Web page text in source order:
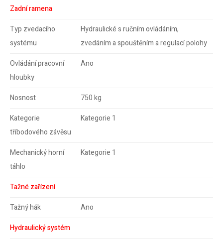
Zadní ramena
Typ zvedacího
systému
Hydraulické s ručním ovládáním,
zvedáním a spouštěním a regulací polohy
Ovládání pracovní
hloubky
Ano
Nosnost
750 kg
Kategorie
tříbodového závěsu
Kategorie 1
Mechanický horní
táhlo
Kategorie 1
Tažné zařízení
Tažný hák
Ano
Hydraulický systém